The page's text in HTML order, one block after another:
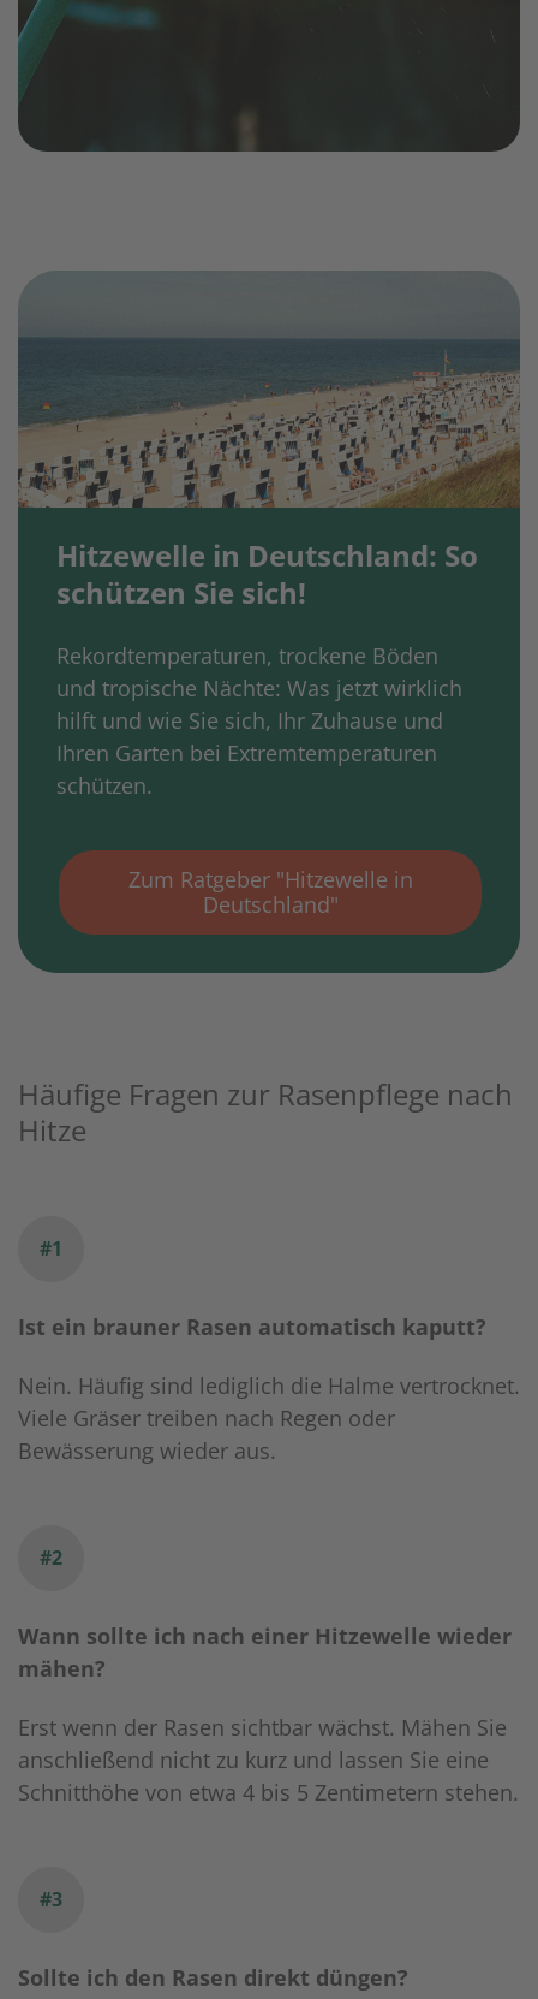
Hitzewelle in Deutschland: So
schützen Sie sich!
Rekordtemperaturen, trockene Böden
und tropische Nächte: Was jetzt wirklich
hilft und wie Sie sich, Ihr Zuhause und
Ihren Garten bei Extremtemperaturen
schützen.
Zum Ratgeber "Hitzewelle in
Deutschland"
Häufige Fragen zur Rasenpflege nach
Hitze
#1
Ist ein brauner Rasen automatisch kaputt?
Nein. Häufig sind lediglich die Halme vertrocknet.
Viele Gräser treiben nach Regen oder
Bewässerung wieder aus.
#2
Wann sollte ich nach einer Hitzewelle wieder
mähen?
Erst wenn der Rasen sichtbar wächst. Mähen Sie
anschließend nicht zu kurz und lassen Sie eine
Schnitthöhe von etwa 4 bis 5 Zentimetern stehen.
#3
Sollte ich den Rasen direkt düngen?